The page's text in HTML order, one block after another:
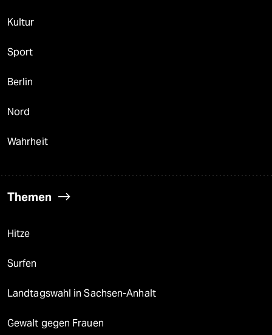
Kultur
Sport
Berlin
Nord
Wahrheit
Themen
Hitze
Surfen
Landtagswahl in Sachsen-Anhalt
Gewalt gegen Frauen